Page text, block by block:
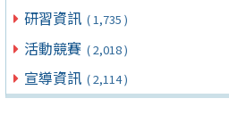
研習資訊 ( 1,735 )
活動競賽 ( 2,018 )
宣導資訊 ( 2,114 )